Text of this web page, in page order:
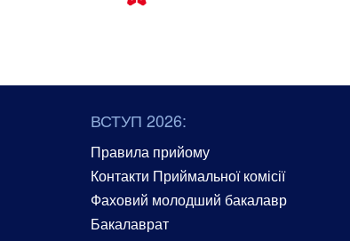
ВСТУП 2026:
Правила прийому
Контакти Приймальної комісії
Фаховий молодший бакалавр
Бакалаврат